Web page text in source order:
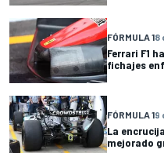
FÓRMULA 18
Ferrari F1
fichajes
FÓRMULA 19
La
mejorado